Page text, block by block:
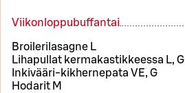
Viikonloppubuffantai
Broilerilasagne L
Lihapullat kermakastikkeessa L, G
Inkivääri-kikhernepata VE, G
Hodarit M